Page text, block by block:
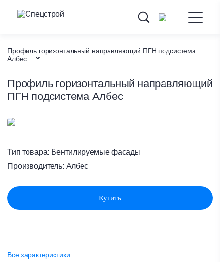
Профиль горизонтальный направляющий ПГН подсистема
Албес
Вентилируемые фасады
Профиль горизонтальный направляющий
ПГН подсистема Албес
Тип товара: Вентилируемые фасады
Производитель: Албес
Купить
Все характеристики